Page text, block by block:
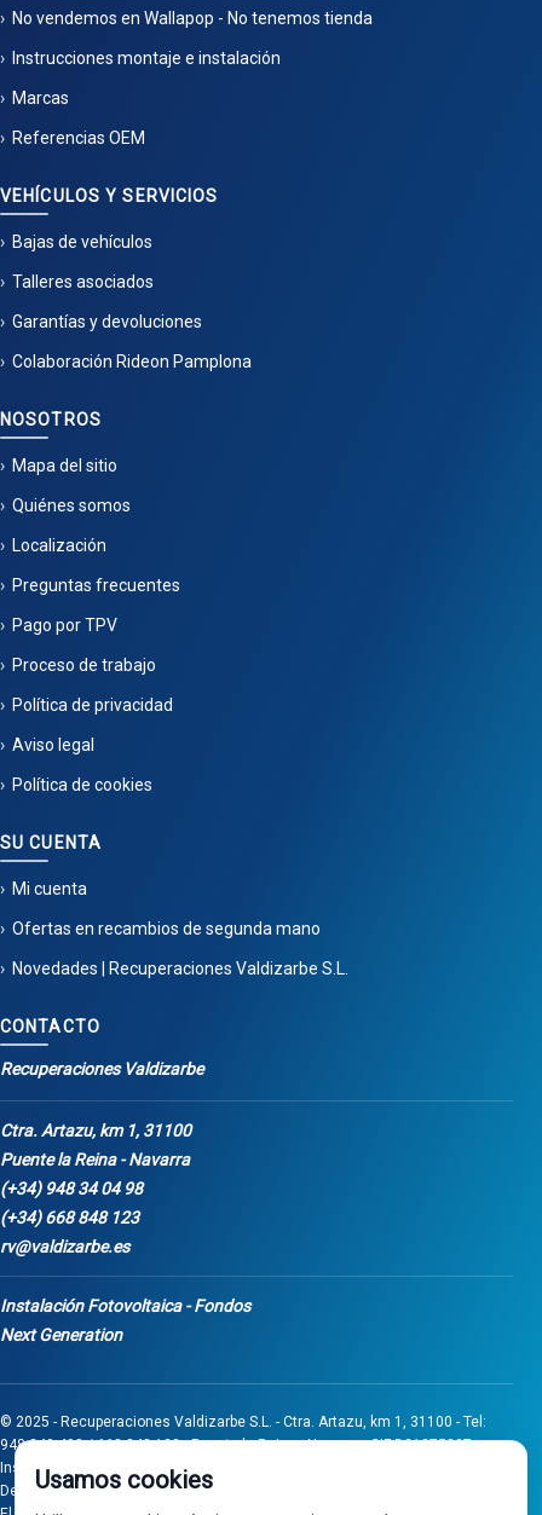
No vendemos en Wallapop - No tenemos tienda
Instrucciones montaje e instalación
Marcas
Referencias OEM
VEHÍCULOS Y SERVICIOS
Bajas de vehículos
Talleres asociados
Garantías y devoluciones
Colaboración Rideon Pamplona
NOSOTROS
Mapa del sitio
Quiénes somos
Localización
Preguntas frecuentes
Pago por TPV
Proceso de trabajo
Política de privacidad
Aviso legal
Política de cookies
SU CUENTA
Mi cuenta
Ofertas en recambios de segunda mano
Novedades | Recuperaciones Valdizarbe S.L.
CONTACTO
Recuperaciones Valdizarbe
Ctra. Artazu, km 1, 31100
Puente la Reina - Navarra
(+34) 948 34 04 98
(+34) 668 848 123
rv@valdizarbe.es
Instalación Fotovoltaica - Fondos
Next Generation
© 2025 - Recuperaciones Valdizarbe S.L. - Ctra. Artazu, km 1, 31100 - Tel:
948 340 498 / 668 848 123 - Puente la Reina - Navarra - CIF B31275837.
Inscrita en el Registro Mercantil de Navarra, Tomo 32, Folio 75, Hoja 525.
Desarrollado porSeintosoft
Usamos cookies